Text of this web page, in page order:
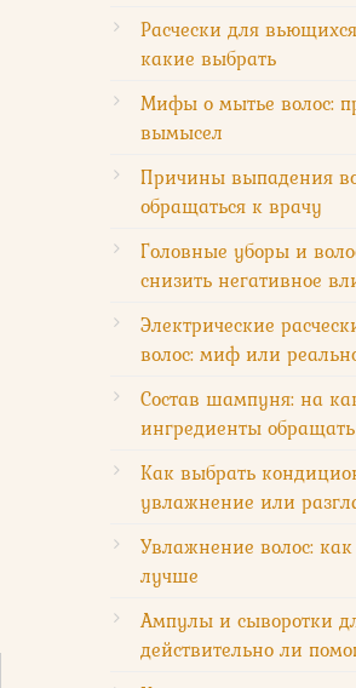
Расчески для
какие выбрать
Мифы о мытье волос:
вымысел
Причины выпадения
обращаться к врачу
Головные уборы и
снизить негативное
Электрические
волос: миф или
Состав шампуня: на
ингредиенты
Как выбрать
увлажнение или
Увлажнение волос:
лучше
Ампулы и сыворотки
действительно ли